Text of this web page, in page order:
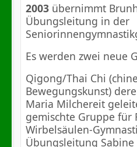
2003übernimmt
Übungsleitung in der
Es werden zwei neue
Qigong/Thai Chi
Bewegungskunst)
Maria Milchereit
gemischte Gruppe für
Wirbelsäulen-
Übungsleitung Sabine